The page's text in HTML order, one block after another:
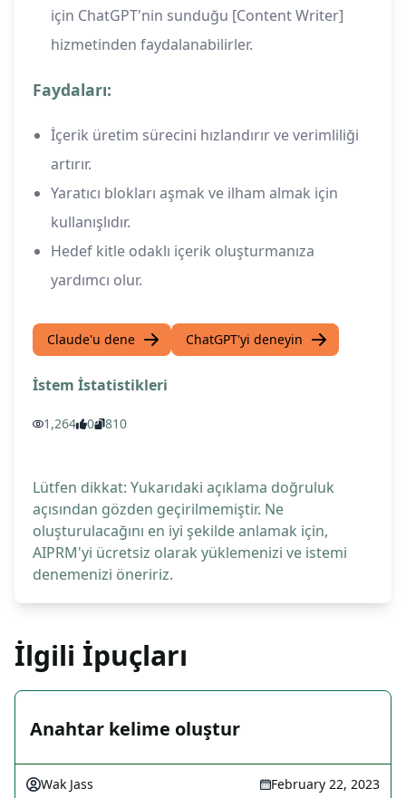
için ChatGPT'nin sunduğu [Content Writer]
hizmetinden faydalanabilirler.
Faydaları:
İçerik üretim sürecini hızlandırır ve verimliliği
artırır.
Yaratıcı blokları aşmak ve ilham almak için
kullanışlıdır.
Hedef kitle odaklı içerik oluşturmanıza
yardımcı olur.
Claude'u dene ChatGPT'yi deneyin
İstem İstatistikleri
1,264 0 810
Lütfen dikkat: Yukarıdaki açıklama doğruluk
açısından gözden geçirilmemiştir. Ne
oluşturulacağını en iyi şekilde anlamak için,
AIPRM'yi ücretsiz olarak yüklemenizi ve istemi
denemenizi öneririz.
İlgili İpuçları
Anahtar kelime oluştur
Wak Jass February 22, 2023